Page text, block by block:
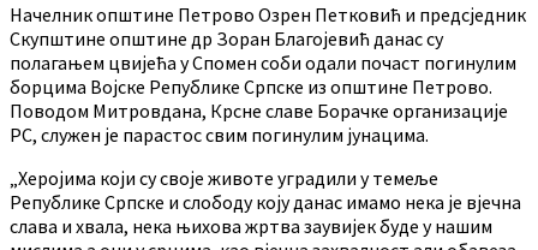
Начелник општине Петрово Озрен Петковић и предсједник
Скупштине општине др Зоран Благојевић данас су
полагањем цвијећа у Спомен соби одали почаст погинулим
борцима Војске Републике Српске из општине Петрово.
Поводом Митровдана, Крсне славе Борачке организације
РС, служен је парастос свим погинулим јунацима.
„Херојима који су своје животе уградили у темеље
Републике Српске и слободу коју данас имамо нека је вјечна
слава и хвала, нека њихова жртва заувијек буде у нашим